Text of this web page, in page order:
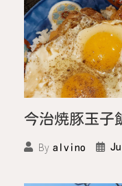
今治焼豚玉子
By alvino